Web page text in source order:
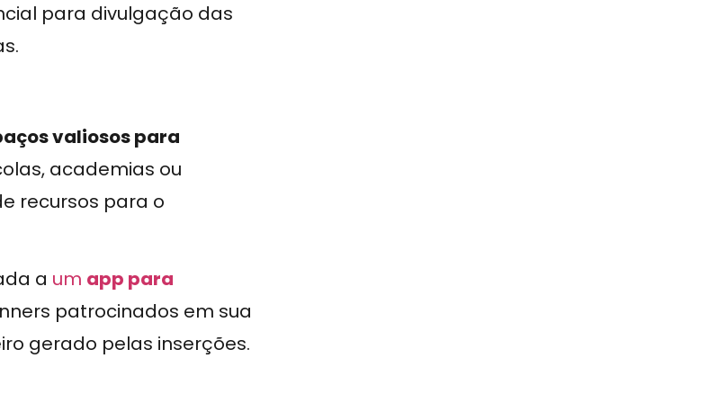
para divulgação das
valiosos para
academias ou
recursos para o
a um app para
patrocinados em sua
gerado pelas inserções.